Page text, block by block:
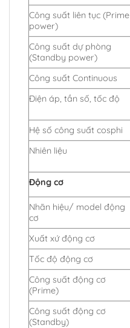
Công suất liên tục (Prime
power)
Công suất dự phòng
(Standby power)
Công suất Continuous
Điện áp, tần số, tốc độ
Hệ số công suất cosphi
Nhiên liệu
Động cơ
Nhãn hiệu/ model động
cơ
Xuất xứ động cơ
Tốc độ động cơ
Công suất động cơ
(Prime)
Công suất động cơ
(Standby)